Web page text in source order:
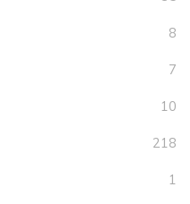
8
7
10
218
1